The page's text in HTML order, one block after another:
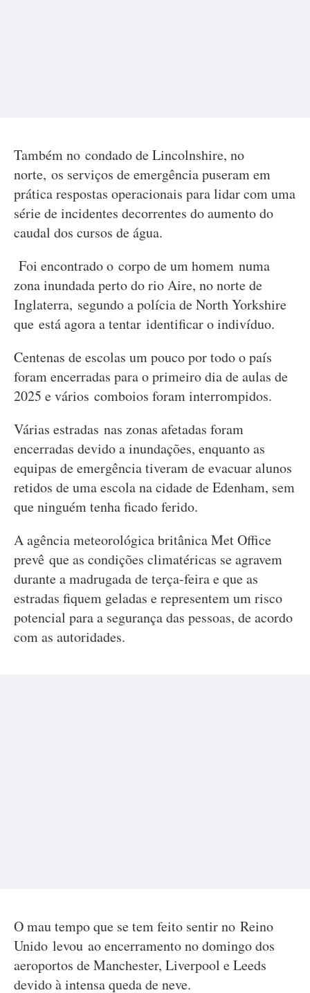
Também no condado de Lincolnshire, no
norte, os serviços de emergência puseram em
prática respostas operacionais para lidar com uma
série de incidentes decorrentes do aumento do
caudal dos cursos de água.
Foi encontrado o corpo de um homem numa
zona inundada perto do rio Aire, no norte de
Inglaterra, segundo a polícia de North Yorkshire
que está agora a tentar identificar o indivíduo.
Centenas de escolas um pouco por todo o país
foram encerradas para o primeiro dia de aulas de
2025 e vários comboios foram interrompidos.
Várias estradas nas zonas afetadas foram
encerradas devido a inundações, enquanto as
equipas de emergência tiveram de evacuar alunos
retidos de uma escola na cidade de Edenham, sem
que ninguém tenha ficado ferido.
A agência meteorológica britânica Met Office
prevê que as condições climatéricas se agravem
durante a madrugada de terça-feira e que as
estradas fiquem geladas e representem um risco
potencial para a segurança das pessoas, de acordo
com as autoridades.
O mau tempo que se tem feito sentir no Reino
Unido levou ao encerramento no domingo dos
aeroportos de Manchester, Liverpool e Leeds
devido à intensa queda de neve.